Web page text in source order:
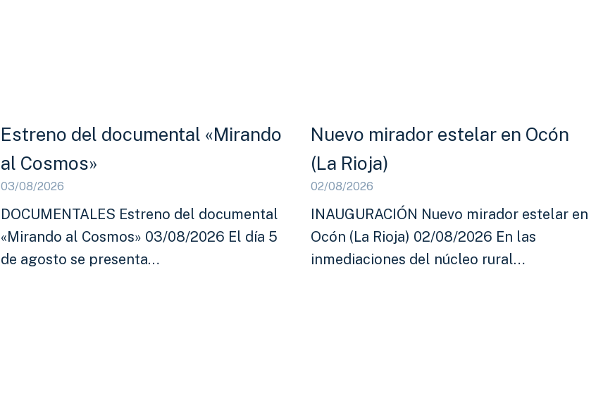
Estreno del documental «Mirando
al Cosmos»
03/08/2026
DOCUMENTALES Estreno del documental
«Mirando al Cosmos» 03/08/2026 El día 5
de agosto se presenta…
Nuevo mirador estelar en Ocón
(La Rioja)
02/08/2026
INAUGURACIÓN Nuevo mirador estelar en
Ocón (La Rioja) 02/08/2026 En las
inmediaciones del núcleo rural…